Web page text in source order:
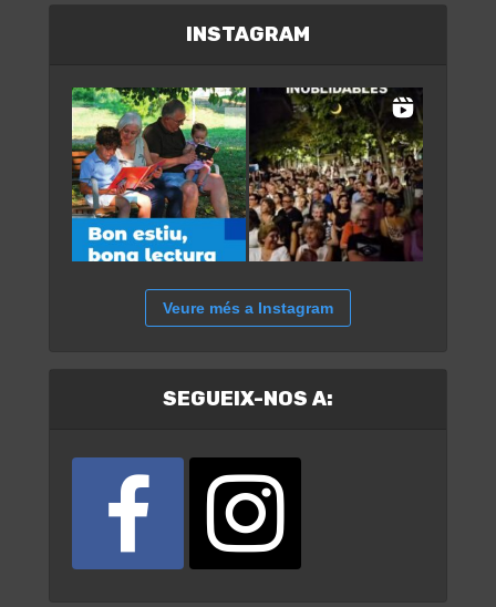
INSTAGRAM
Veure més a Instagram
SEGUEIX-NOS A: